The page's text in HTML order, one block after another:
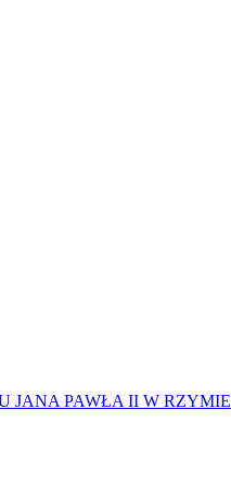
JANA PAWŁA II W RZYMIE